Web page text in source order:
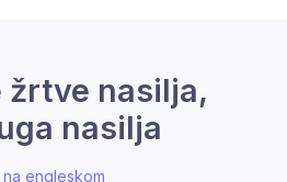
žrtve nasilja,
nasilja
engleskom